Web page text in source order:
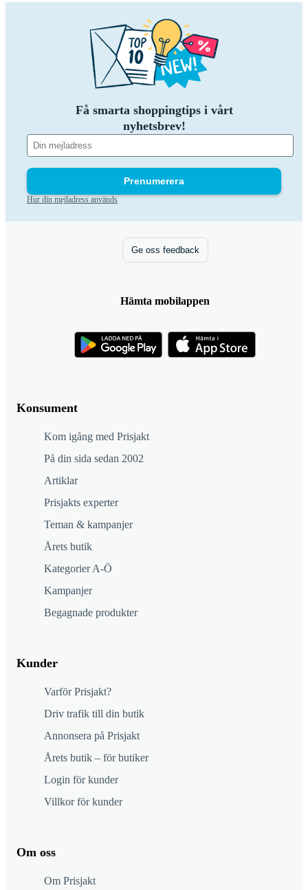
Få smarta shoppingtips i vårt
nyhetsbrev!
Prenumerera
Hur din mejladress används
Konsument
Kom igång med Prisjakt
På din sida sedan 2002
Artiklar
Prisjakts experter
Teman & kampanjer
Årets butik
Kategorier A-Ö
Kampanjer
Begagnade produkter
Kunder
Varför Prisjakt?
Driv trafik till din butik
Annonsera på Prisjakt
Årets butik – för butiker
Login för kunder
Villkor för kunder
Om oss
Om Prisjakt
Ge oss feedback
Hämta mobilappen